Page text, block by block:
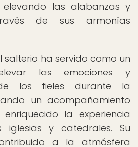
elevando las alabanzas y
de sus armonías
salterio ha servido como un
las emociones y
de los fieles durante la
un acompañamiento
la experiencia
iglesias y catedrales. Su
a la atmósfera